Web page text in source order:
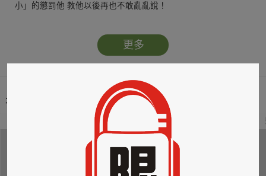
小」的懲罰他 教他以後再也不敢亂亂說！
更多
本類暢銷榜
3